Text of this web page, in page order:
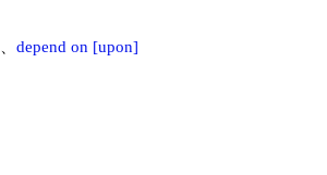
depend on [upon]